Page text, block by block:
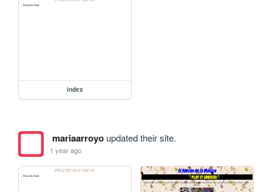
index
mariaarroyoupdated their site.
1 year ago